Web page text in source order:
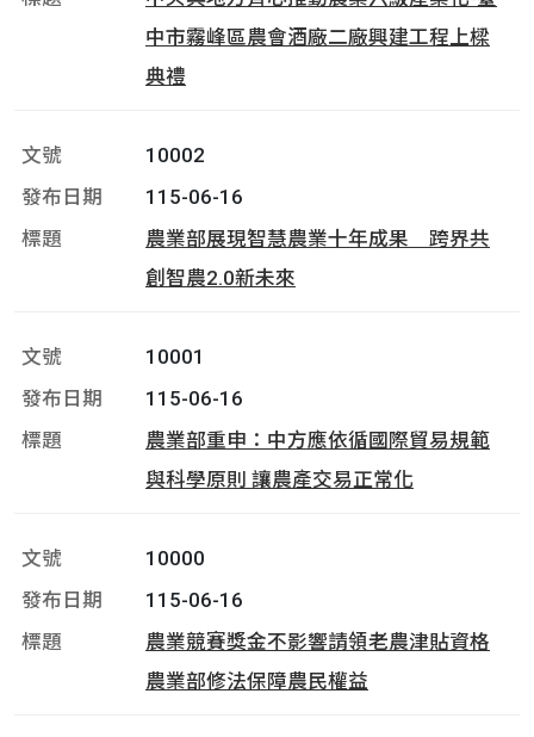
中市霧峰區農會酒廠二廠興建工程上樑
典禮
10002
115-06-16
農業部展現智慧農業十年成果 跨界共
創智農2.0新未來
10001
115-06-16
農業部重申：中方應依循國際貿易規範
與科學原則 讓農產交易正常化
10000
115-06-16
農業競賽獎金不影響請領老農津貼資格
農業部修法保障農民權益